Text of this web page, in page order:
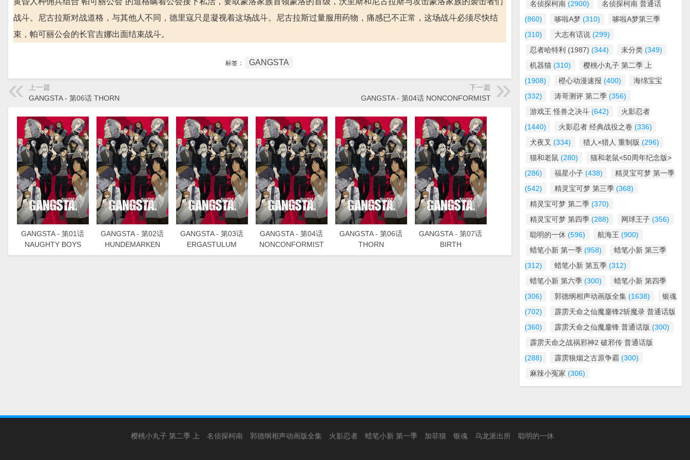
战斗。尼古拉斯对战道格，与其他人不同，德里寇只是凝视着这场战斗。尼古拉斯过量服用药物，痛感已不正常，这场战斗必须尽快结
束，帕可丽公会的长官吉娜出面结束战斗。
标签： GANGSTA
上一篇
GANGSTA - 第06话 THORN
下一篇
GANGSTA - 第04话 NONCONFORMIST
GANGSTA - 第01话
NAUGHTY BOYS
GANGSTA - 第02话
HUNDEMARKEN
GANGSTA - 第03话
ERGASTULUM
GANGSTA - 第04话
NONCONFORMIST
GANGSTA - 第06话
THORN
GANGSTA - 第07话
BIRTH
名侦探柯南 (2900)
名侦探柯南 普通话
(860)
哆啦A梦 (310)
哆啦A梦第三季
(310)
大志有话说 (299)
忍者哈特利 (1987) (344) 未分类 (349)
机器猫 (310)
樱桃小丸子 第二季 上
(1908)
橙心动漫速报 (400)
海绵宝宝
(332)
涛哥测评 第二季 (356)
游戏王 怪兽之决斗 (642)
火影忍者
(1440)
火影忍者 经典战役之卷 (336)
犬夜叉 (334) 猎人×猎人 重制版 (296)
猫和老鼠 (280)
猫和老鼠<50周年纪念版>
(286)
福星小子 (438)
精灵宝可梦 第一季
(542)
精灵宝可梦 第三季 (368)
精灵宝可梦 第二季 (370)
精灵宝可梦 第四季 (288) 网球王子 (356)
聪明的一休 (596) 航海王 (900)
蜡笔小新 第一季 (958)
蜡笔小新 第三季
(312)
蜡笔小新 第五季 (312)
蜡笔小新 第六季 (300)
蜡笔小新 第四季
(306)
郭德纲相声动画版全集 (1638)
银魂
(702)
霹雳天命之仙魔鏖锋2斩魔录 普通话版
(360)
霹雳天命之仙魔鏖锋 普通话版 (300)
霹雳天命之战祸邪神2 破邪传 普通话版
(288)
霹雳狼烟之古原争霸 (300)
麻辣小冤家 (306)
樱桃小丸子 第二季 上 名侦探柯南 郭德纲相声动画版全集 火影忍者 蜡笔小新 第一季 加菲猫 银魂 乌龙派出所 聪明的一休